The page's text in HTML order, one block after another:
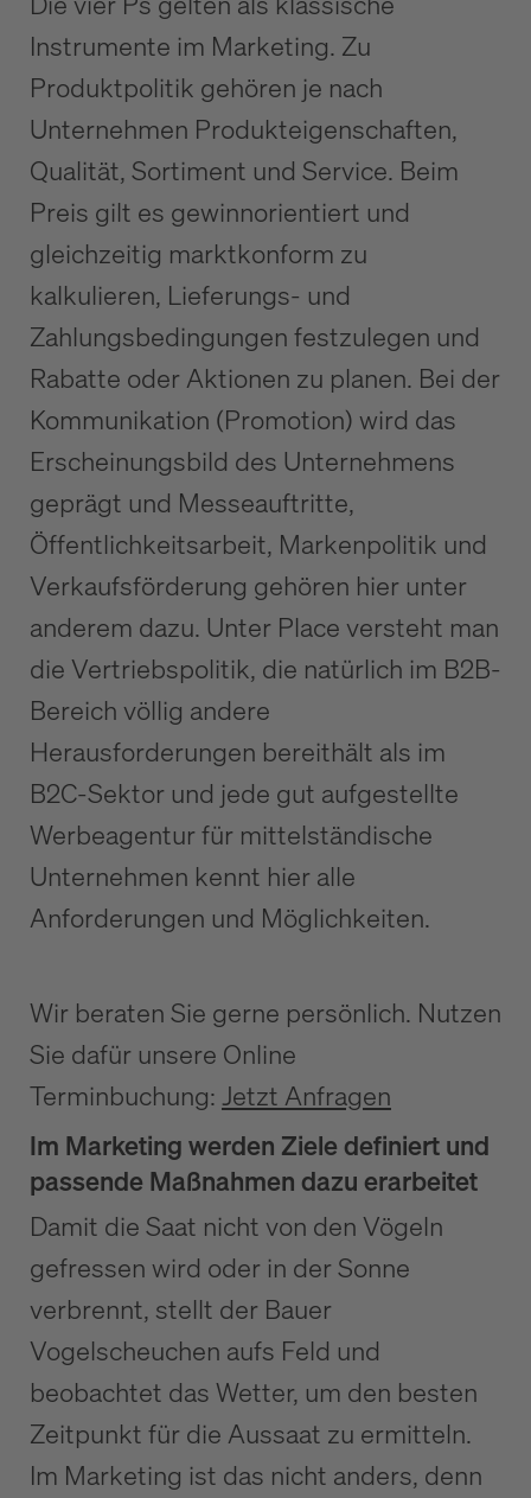
Instrumente im Marketing. Zu
Produktpolitik gehören je nach
Unternehmen Produkteigenschaften,
Qualität, Sortiment und Service. Beim
Preis gilt es gewinnorientiert und
gleichzeitig marktkonform zu
kalkulieren, Lieferungs- und
Zahlungsbedingungen festzulegen und
Rabatte oder Aktionen zu planen. Bei der
Kommunikation (Promotion) wird das
Erscheinungsbild des Unternehmens
geprägt und Messeauftritte,
Öffentlichkeitsarbeit, Markenpolitik und
Verkaufsförderung gehören hier unter
anderem dazu. Unter Place versteht man
die Vertriebspolitik, die natürlich im B2B-
Bereich völlig andere
Herausforderungen bereithält als im
B2C-Sektor und jede gut aufgestellte
Werbeagentur für mittelständische
Unternehmen kennt hier alle
Anforderungen und Möglichkeiten.
Wir beraten Sie gerne persönlich. Nutzen
Sie dafür unsere Online
Terminbuchung: Jetzt Anfragen
Im Marketing werden Ziele definiert und
passende Maßnahmen dazu erarbeitet
Damit die Saat nicht von den Vögeln
gefressen wird oder in der Sonne
verbrennt, stellt der Bauer
Vogelscheuchen aufs Feld und
beobachtet das Wetter, um den besten
Zeitpunkt für die Aussaat zu ermitteln.
Im Marketing ist das nicht anders, denn